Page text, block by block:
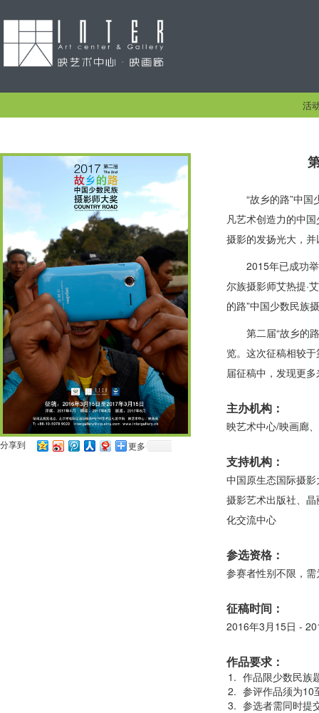
活
分享到 更多
“故乡的路”中
凡艺术创造力的中
摄影的发扬光大，
2015年已成功
尔族摄影师艾热提·
的路”中国少数民族
第二届“故乡的
览。这次征稿相较
届征稿中，发现更
主办机构：
映艺术中心/映画廊
支持机构：
中国原生态国际摄
摄影艺术出版社、
化交流中心
参选资格：
参赛者性别不限，
征稿时间：
2016年3月15日 -
作品要求：
作品限少数民族
参评作品须为10
参选者需同时提